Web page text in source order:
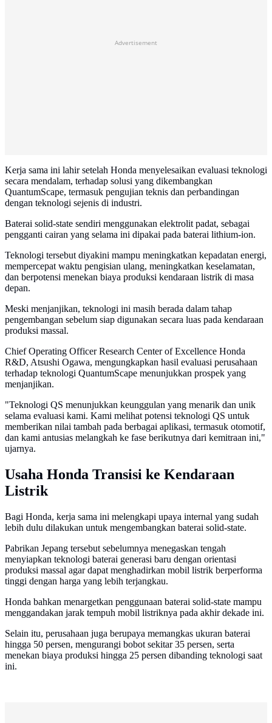
Advertisement
Kerja sama ini lahir setelah Honda menyelesaikan evaluasi teknologi
secara mendalam, terhadap solusi yang dikembangkan
QuantumScape, termasuk pengujian teknis dan perbandingan
dengan teknologi sejenis di industri.
Baterai solid-state sendiri menggunakan elektrolit padat, sebagai
pengganti cairan yang selama ini dipakai pada baterai lithium-ion.
Teknologi tersebut diyakini mampu meningkatkan kepadatan energi,
mempercepat waktu pengisian ulang, meningkatkan keselamatan,
dan berpotensi menekan biaya produksi kendaraan listrik di masa
depan.
Meski menjanjikan, teknologi ini masih berada dalam tahap
pengembangan sebelum siap digunakan secara luas pada kendaraan
produksi massal.
Chief Operating Officer Research Center of Excellence Honda
R&D, Atsushi Ogawa, mengungkapkan hasil evaluasi perusahaan
terhadap teknologi QuantumScape menunjukkan prospek yang
menjanjikan.
"Teknologi QS menunjukkan keunggulan yang menarik dan unik
selama evaluasi kami. Kami melihat potensi teknologi QS untuk
memberikan nilai tambah pada berbagai aplikasi, termasuk otomotif,
dan kami antusias melangkah ke fase berikutnya dari kemitraan ini,"
ujarnya.
Usaha Honda Transisi ke Kendaraan
Listrik
Bagi Honda, kerja sama ini melengkapi upaya internal yang sudah
lebih dulu dilakukan untuk mengembangkan baterai solid-state.
Pabrikan Jepang tersebut sebelumnya menegaskan tengah
menyiapkan teknologi baterai generasi baru dengan orientasi
produksi massal agar dapat menghadirkan mobil listrik berperforma
tinggi dengan harga yang lebih terjangkau.
Honda bahkan menargetkan penggunaan baterai solid-state mampu
menggandakan jarak tempuh mobil listriknya pada akhir dekade ini.
Selain itu, perusahaan juga berupaya memangkas ukuran baterai
hingga 50 persen, mengurangi bobot sekitar 35 persen, serta
menekan biaya produksi hingga 25 persen dibanding teknologi saat
ini.